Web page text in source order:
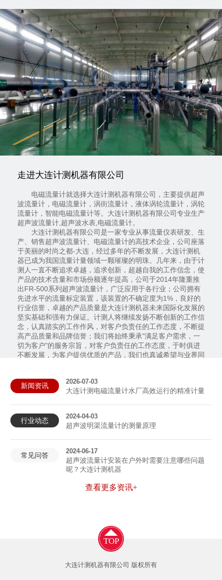
走进大连计测机器有限公司
电磁流量计就选择大连计测机器有限公司，主要提供超声
波流量计，电磁流量计，涡街流量计，液体涡轮流量计，涡轮
流量计，智能电磁流量计等。大连计测机器有限公司专业生产
超声波流量计,超声波水表,电磁流量计。
大连计测机器有限公司是一家专业从事流量仪表研发、生
产、销售超声波流量计、电磁流量计的高技术企业，公司座落
于美丽的时尚之都-大连，经过多年的不断发展，大连计测机
器已成为我国流量计量领域一颗璀璨的明珠。几年来，由于计
测人一直不断追求卓越，追求创新，超越自我的工作信念，使
产品的技术含量和市场份额逐年提高，公司于2014年隆重推
出FR-500系列超声波流量计，广泛应用于各行业；公司拥有
先进水平的流量标定装置，该装置的不确定度为1%，良好的
行业信誉，卓越的产品质量是大连计测机器未来国际化发展的
坚实基础和强有力保证。计测人将继续发扬不断创新的工作信
念，认真踏实的工作作风，对客户负责任的工作态度，不断提
高产品质量和品牌信誉；我们将始终秉承"满足客户需求，一
切为客户"的服务宗旨，对客户负责任的工作态度，于时俱进
不断发展，为客户提供优质的产品，我们也真诚希望与业界同
查看更多
新闻资讯
2026-07-03
大连计测电磁流量计水厂高效运行的精准计量
行业动态
2024-04-03
超声波明渠流量计的测量原理
常见问答
2024-06-17
超声波流量计安装在户外时需要注意哪些问题
呢？大连计测机器
查看更多资讯+
TOP
大连计测机器有限公司 版权所有